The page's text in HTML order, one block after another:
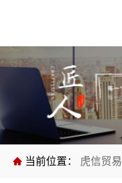
当前位置： 虎信贸易